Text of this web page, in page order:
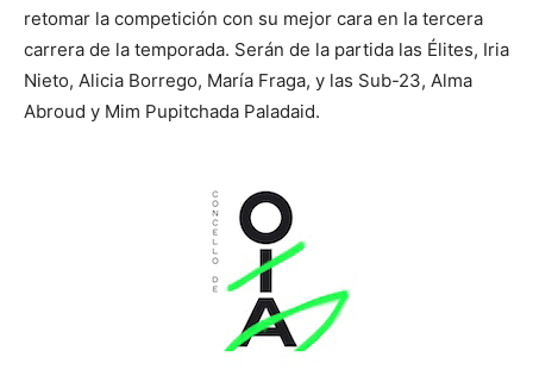
retomar la competición con su mejor cara en la tercera
carrera de la temporada. Serán de la partida las Élites, Iria
Nieto, Alicia Borrego, María Fraga, y las Sub-23, Alma
Abroud y Mim Pupitchada Paladaid.